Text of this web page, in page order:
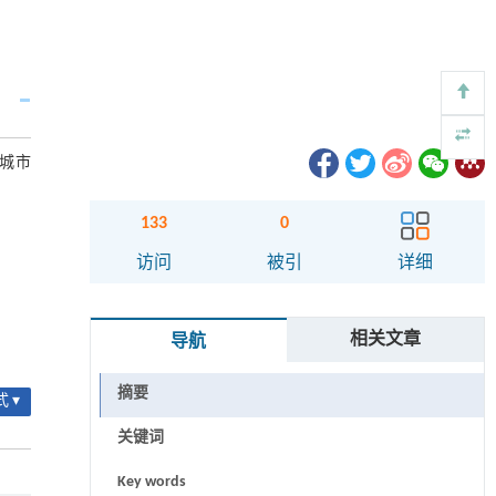
市
▾
133
访问
0
被引 详细
导航 相关文章
摘要
关键词
Key words